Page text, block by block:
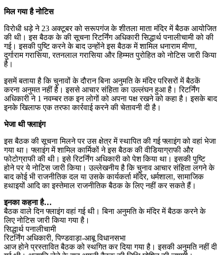
मिल गया है नोटिस
विरोधी धड़े ने 23 अक्टूबर को सरूपगंज के शीतला माता मंदिर में बैठक आयोजित
की थी। इस बैठक के की सूचना रिटर्निंग अधिकारी सिद्धार्थ पनालीचामी को की
गई। इसकी पुष्टि करने के बाद उन्होंने इस बैठक में शामिल धनाराम मीणा,
दुर्गाराम गरासिया, रतनलाल गरासिया और हिम्मत पुरोहित को नोटिस जारी किया
है।
इसमें बताया है कि चुनावों के दौरान बिना अनुमति के मंदिर परिसरों में बैठकें
करना अनुमत नहीं है। इससे आचार संहिता का उल्लंघन हुआ है। रिटर्निंग
अधिकारी ने 1 नवम्बर तक इन लोगों को अपना पक्ष रखने को कहा है। इसके बाद
इनके खिलाफ एक तरफा कार्रवाई करने की चेतावनी दी है।
भेजा थी फ्लाइंग
इस बैठक की सूचना मिलने पर उस क्षेत्र में स्थापित की गई फ्लाइंग को वहां भेजा
गया था। फ्लाइंग में शामिल कार्मिकों ने इस बैठक की वीडियाग्राफी और
फोटोग्राफी की थी। इसे रिटर्निंग अधिकारी को पेश किया था। इसकी पुष्टि
होने पर ये नोटिस जारी किया। उल्लेखनीय है कि चुनाव आचार संहिता लगने के
बाद कोई भी राजनीतिक दल या उसके कार्यकर्ता मंदिर, धर्मशाला, सामाजिक
हथाइयों आदि का इस्तेमाल राजनीतिक बैठक के लिए नहीं कर सकते हैं।
इनका कहना है…
बैठक वाले दिन फ्लाइंग वहां गई थी। बिना अनुमति के मंदिर में बैठक करने के
लिए नोटिस जारी किया गया है।
सिद्धार्थ पनालीचामी
रिटर्निंग अधिकारी, पिण्डवाड़ा-आबू विधानसभा
आज होने प्रस्तावित बैठक को स्थगित कर दिया गया है। इसकी अनुमति नहीं दी